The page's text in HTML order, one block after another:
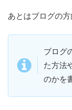
あとはブログの方
ブログ
た方法
のかを